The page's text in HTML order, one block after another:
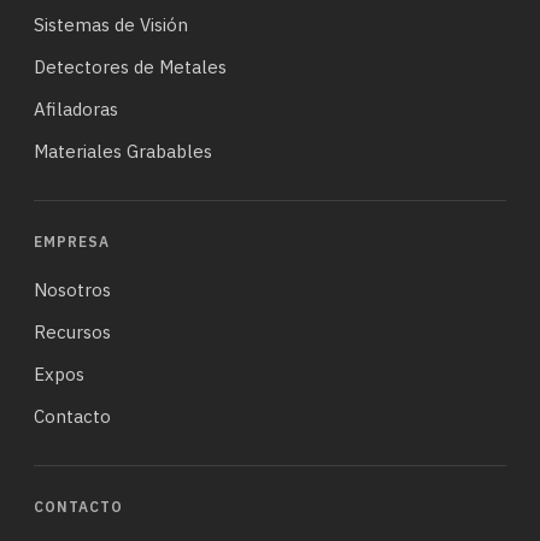
Sistemas de Visión
Detectores de Metales
Afiladoras
Materiales Grabables
EMPRESA
Nosotros
Recursos
Expos
Contacto
CONTACTO